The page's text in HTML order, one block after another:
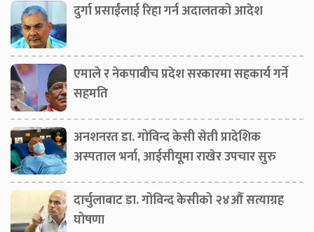
दुर्गा प्रसाईंलाई रिहा गर्न अदालतको आदेश
एमाले र नेकपाबीच प्रदेश सरकारमा सहकार्य गर्ने
सहमति
अनशनरत डा. गोविन्द केसी सेती प्रादेशिक
अस्पताल भर्ना, आईसीयूमा राखेर उपचार सुरु
दार्चुलाबाट डा. गोविन्द केसीको २४औँ सत्याग्रह
घोषणा